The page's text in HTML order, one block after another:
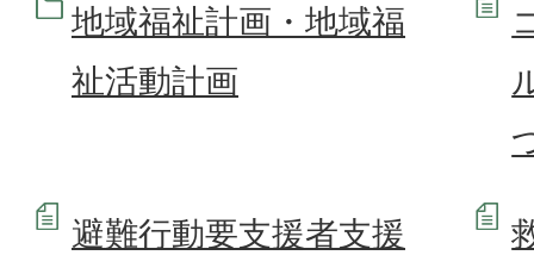
地域福祉計画・地域福
祉活動計画
避難行動要支援者支援